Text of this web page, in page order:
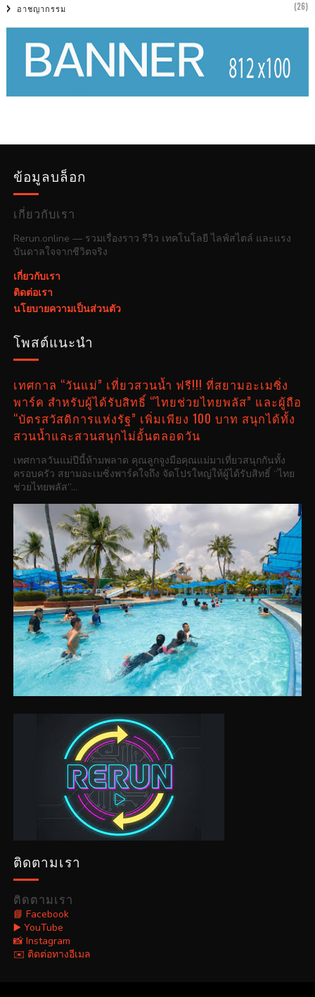
อาชญากรรม (26)
ข้อมูลบล็อก
เกี่ยวกับเรา
Rerun.online — รวมเรื่องราว รีวิว เทคโนโลยี ไลฟ์สไตล์ และแรง
บันดาลใจจากชีวิตจริง
เกี่ยวกับเรา
ติดต่อเรา
นโยบายความเป็นส่วนตัว
โพสต์แนะนำ
เทศกาล “วันแม่” เที่ยวสวนน้ำ ฟรี!!! ที่สยามอะเมซิ่ง
พาร์ค สำหรับผู้ได้รับสิทธิ์ “ไทยช่วยไทยพลัส” และผู้ถือ
“บัตรสวัสดิการแห่งรัฐ” เพิ่มเพียง 100 บาท สนุกได้ทั้ง
สวนน้ำและสวนสนุกไม่อั้นตลอดวัน
เทศกาลวันแม่ปีนี้ห้ามพลาด คุณลูกจูงมือคุณแม่มาเที่ยวสนุกกันทั้ง
ครอบครัว สยามอะเมซิ่งพาร์คใจถึง จัดโปรใหญ่ให้ผู้ได้รับสิทธิ์ “ไทย
ช่วยไทยพลัส”...
ติดตามเรา
ติดตามเรา
📘 Facebook
▶️ YouTube
📸 Instagram
✉️ ติดต่อทางอีเมล